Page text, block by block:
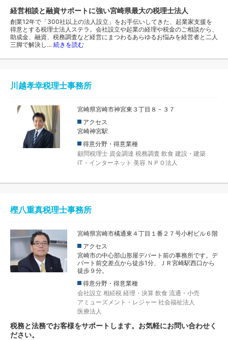
経営相談と融資サポートに強い宮崎県最大の税理士法人
創業12年で「300社以上の法人設立」をお手伝いしてきた、起業家支援を
得意とする税理士法人ステラ。会社設立や起業の経理や税金のご相談から、
助成金、融資、税務調査など経営にまつわるあらゆるお悩みを経営者と二人
三脚で解決し… 続きを読む
川越孝幸税理士事務所
宮崎県宮崎市神宮東３丁目８－３７
アクセス
宮崎神宮駅
得意分野・得意業種
顧問税理士 資金調達 税務調査 飲食 建設・建築
IT・インターネット 美容 ＮＰＯ法人
樫八重真税理士事務所
宮崎県宮崎市橘通東４丁目１番２７号小村ビル６階
アクセス
宮崎市の中心部山形屋デパート前の事務所です。デ
パート前交差点から徒歩1分、ＪＲ宮崎駅西口から
徒歩９分。
得意分野・得意業種
会社設立 相続税 経理・決算 飲食 流通・小売
アミューズメント・レジャー 社会福祉法人
医療法人
税務と法務でお客様をサポートします。お気軽にお問い合わせく
ださい。